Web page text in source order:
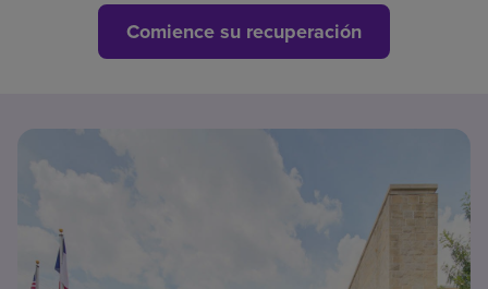
Comience su recuperación